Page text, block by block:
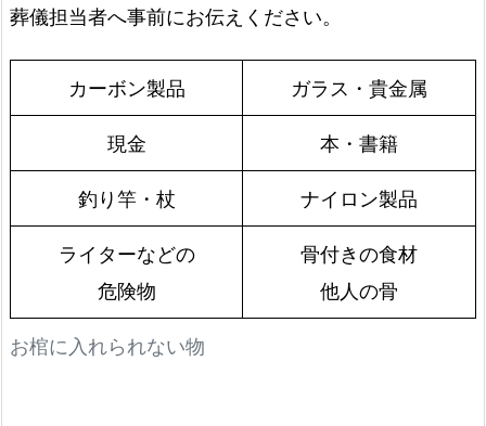
葬儀担当者へ事前にお伝えください。
お棺に入れられない物
カーボン製品 ガラス・貴金属
現金 本・書籍
釣り竿・杖 ナイロン製品
ライターなどの
危険物
骨付きの食材
他人の骨